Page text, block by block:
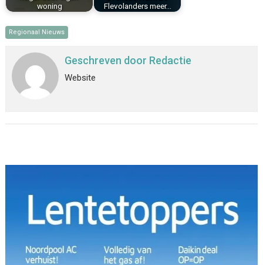
woning
Flevolanders meer…
Regionaal Nieuws
Geschreven door Redactie
Website